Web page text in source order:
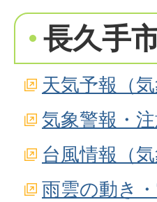
長久手
天気予報（
気象警報・
台風情報（
雨雲の動き